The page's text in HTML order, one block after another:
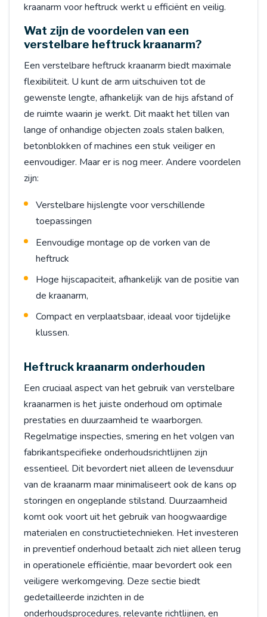
kraanarm voor heftruck werkt u efficiënt en veilig.
Wat zijn de voordelen van een
verstelbare heftruck kraanarm?
Een verstelbare heftruck kraanarm biedt maximale
flexibiliteit. U kunt de arm uitschuiven tot de
gewenste lengte, afhankelijk van de hijs afstand of
de ruimte waarin je werkt. Dit maakt het tillen van
lange of onhandige objecten zoals stalen balken,
betonblokken of machines een stuk veiliger en
eenvoudiger. Maar er is nog meer. Andere voordelen
zijn:
Verstelbare hijslengte voor verschillende
toepassingen
Eenvoudige montage op de vorken van de
heftruck
Hoge hijscapaciteit, afhankelijk van de positie van
de kraanarm,
Compact en verplaatsbaar, ideaal voor tijdelijke
klussen.
Heftruck kraanarm onderhouden
Een cruciaal aspect van het gebruik van verstelbare
kraanarmen is het juiste onderhoud om optimale
prestaties en duurzaamheid te waarborgen.
Regelmatige inspecties, smering en het volgen van
fabrikantspecifieke onderhoudsrichtlijnen zijn
essentieel. Dit bevordert niet alleen de levensduur
van de kraanarm maar minimaliseert ook de kans op
storingen en ongeplande stilstand. Duurzaamheid
komt ook voort uit het gebruik van hoogwaardige
materialen en constructietechnieken. Het investeren
in preventief onderhoud betaalt zich niet alleen terug
in operationele efficiëntie, maar bevordert ook een
veiligere werkomgeving. Deze sectie biedt
gedetailleerde inzichten in de
onderhoudsprocedures, relevante richtlijnen, en